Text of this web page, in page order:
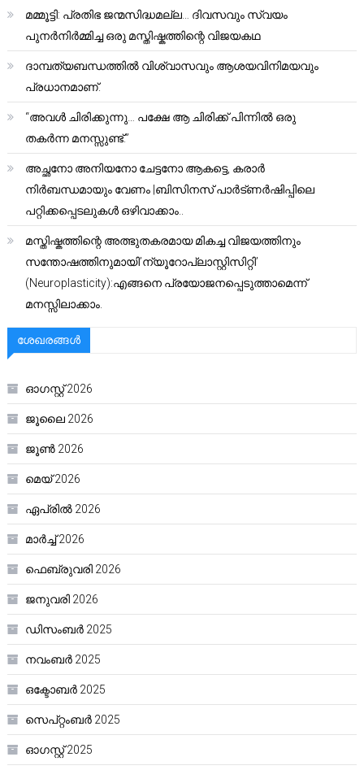
മമ്മൂട്ടി: പ്രതിഭ ജന്മസിദ്ധമല്ല… ദിവസവും സ്വയം
പുനർനിർമ്മിച്ച ഒരു മസ്തിഷ്കത്തിന്റെ വിജയകഥ
ദാമ്പത്യബന്ധത്തിൽ വിശ്വാസവും ആശയവിനിമയവും
പ്രധാനമാണ്.
“അവൾ ചിരിക്കുന്നു… പക്ഷേ ആ ചിരിക്ക് പിന്നിൽ ഒരു
തകർന്ന മനസ്സുണ്ട്.”
അച്ഛനോ അനിയനോ ചേട്ടനോ ആകട്ടെ, കരാർ
നിർബന്ധമായും വേണം |ബിസിനസ് പാർട്ണർഷിപ്പിലെ
പറ്റിക്കപ്പെടലുകൾ ഒഴിവാക്കാം..
മസ്തിഷ്കത്തിന്റെ അത്ഭുതകരമായ മികച്ച വിജയത്തിനും
സന്തോഷത്തിനുമായി’ന്യൂറോപ്ലാസ്റ്റിസിറ്റി’
(Neuroplasticity):എങ്ങനെ പ്രയോജനപ്പെടുത്താമെന്ന്
മനസ്സിലാക്കാം.
ശേഖരങ്ങൾ
ഓഗസ്റ്റ്‌ 2026
ജൂലൈ 2026
ജൂൺ 2026
മെയ്‌ 2026
ഏപ്രിൽ 2026
മാർച്ച്‌ 2026
ഫെബ്രുവരി 2026
ജനുവരി 2026
ഡിസംബർ 2025
നവംബർ 2025
ഒക്ടോബർ 2025
സെപ്റ്റംബർ 2025
ഓഗസ്റ്റ്‌ 2025